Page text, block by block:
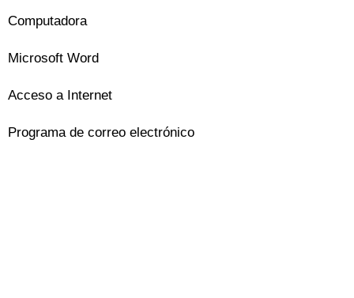
Computadora
Microsoft Word
Acceso a Internet
Programa de correo electrónico